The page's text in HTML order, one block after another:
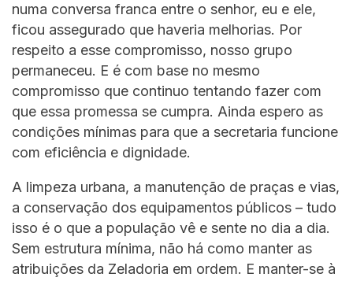
numa conversa franca entre o senhor, eu e ele,
ficou assegurado que haveria melhorias. Por
respeito a esse compromisso, nosso grupo
permaneceu. E é com base no mesmo
compromisso que continuo tentando fazer com
que essa promessa se cumpra. Ainda espero as
condições mínimas para que a secretaria funcione
com eficiência e dignidade.
A limpeza urbana, a manutenção de praças e vias,
a conservação dos equipamentos públicos – tudo
isso é o que a população vê e sente no dia a dia.
Sem estrutura mínima, não há como manter as
atribuições da Zeladoria em ordem. E manter-se à